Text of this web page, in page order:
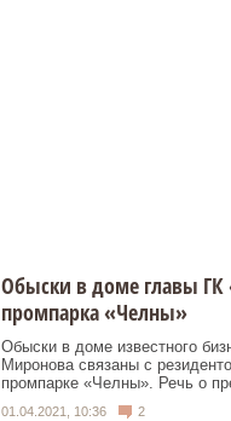
Обыски в доме главы ГК
промпарка «Челны»
Обыски в доме известного
Миронова связаны с
промпарке «Челны». Речь о
01.04.2021, 10:36 2